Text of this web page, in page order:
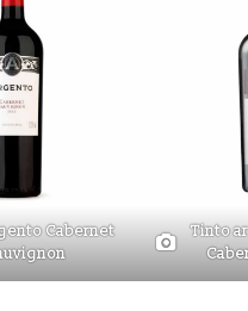
Cabernet
Tinto